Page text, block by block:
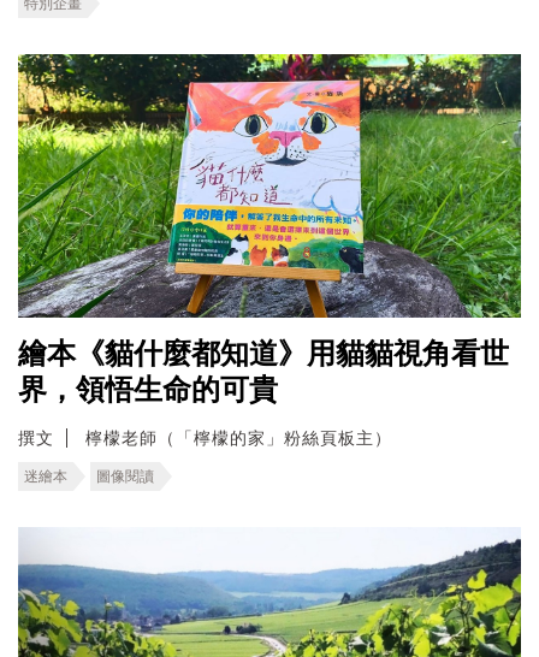
繪本《貓什麼都知道》用貓貓視角看世
界，領悟生命的可貴
撰文 檸檬老師（「檸檬的家」粉絲頁板主）
迷繪本 圖像閱讀